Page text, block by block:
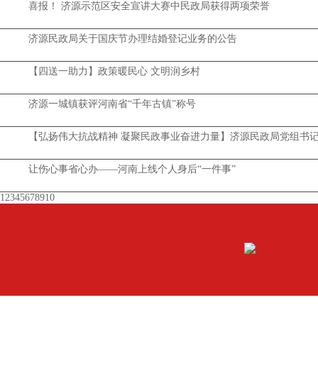
喜报！ 济源示范区安全宣讲大赛中民政局获得两项荣誉
济源民政局关于国庆节办理结婚登记业务的公告
【四送一助力】政策暖民心 文明润乡村
济源一城镇获评河南省“千年古镇”称号
【弘扬伟大抗战精神 凝聚民政事业奋进力量】济源民政局党组书
让伤心事省心办——河南上线个人身后“一件事”
12345678910